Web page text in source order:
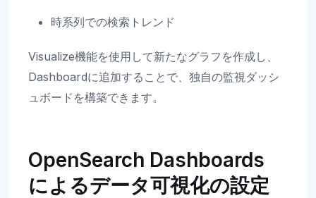
時系列での検索トレンド
Visualize機能を使用して新たなグラフを作成し、
Dashboardに追加することで、独自の監視ダッシ
ュボードを構築できます。
OpenSearch Dashboards
によるデータ可視化の設定